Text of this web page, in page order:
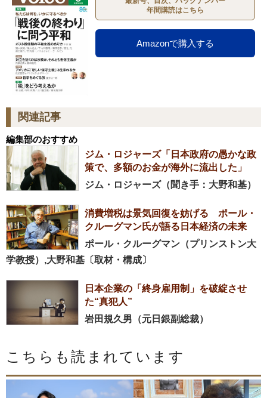
年間購読はこちら
Amazonで購入する
関連記事
編集部のおすすめ
ジム・ロジャーズ「日本政府の愚かな政
策で、多額のお金が海外に流出した」
ジム・ロジャーズ（聞き手：大野和基）
消費増税は景気回復を妨げる ポール・
クルーグマン氏が語る日本経済の未来
ポール・クルーグマン（プリンストン大
学教授）,大野和基〔取材・構成〕
日本企業の「終身雇用制」を破綻させ
た“真犯人”
岩田規久男（元日銀副総裁）
こちらも読まれています